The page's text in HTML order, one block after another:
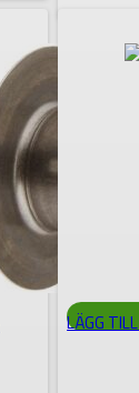
LÄGG TILL